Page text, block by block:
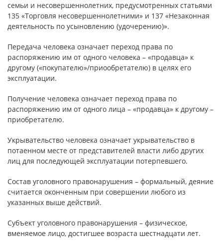
семьи и несовершеннолетних, предусмотренных статьями
135 «Торговля несовершеннолетними» и 137 «Незаконная
деятельность по усыновлению (удочерению)».
Передача человека означает переход права по
распоряжению им от одного человека – «продавца» к
другому («покупателю»/приообретателю) в целях его
эксплуатации.
Получение человека означает переход права по
распоряжению им от одного лица – «продавца» к другому –
приобретателю.
Укрывательство человека означает укрывательство в
потаенном месте от представителей власти либо других
лиц для последующей эксплуатации потерпевшего.
Состав уголовного правонарушения – формальный, деяние
считается оконченным при совершении любого из
указанных выше действий.
Субъект уголовного правонарушения – физическое,
вменяемое лицо, достигшее возраста шестнадцати лет.